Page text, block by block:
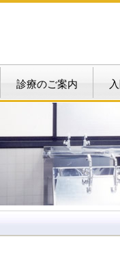
診療のご案内